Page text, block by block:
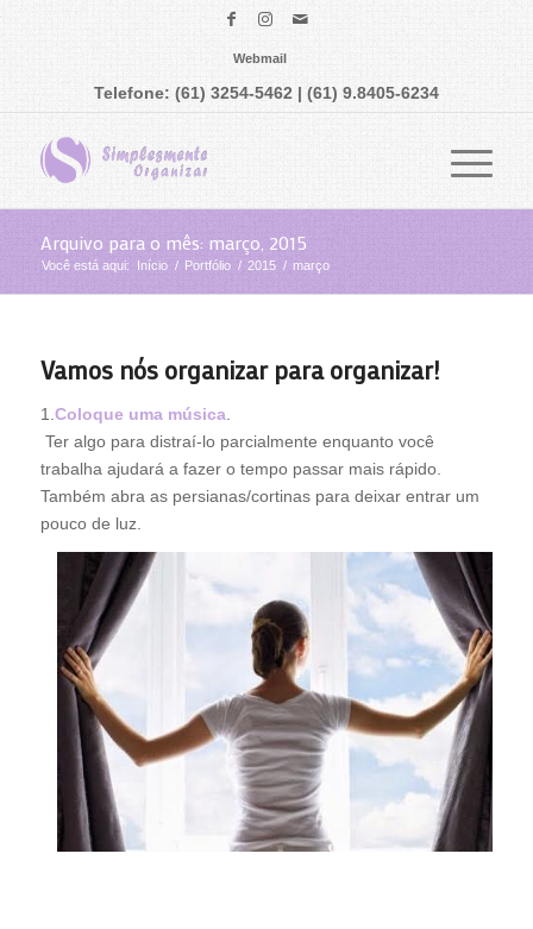
Webmail
Telefone: (61) 3254-5462 | (61) 9.8405-6234
Arquivo para o mês: março, 2015
Você está aqui: Início / Portfólio / 2015 / março
Vamos nós organizar para organizar!
1. Coloque uma música
Ter algo para distraí-lo parcialmente enquanto você
trabalha ajudará a fazer o tempo passar mais rápido.
Também abra as persianas/cortinas para deixar entrar um
pouco de luz.